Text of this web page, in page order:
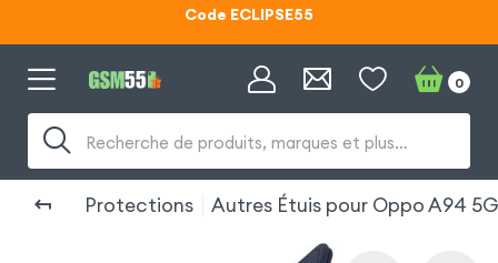
Lunettes d'éclipse OFFERTES
Code ECLIPSE55
Recherche de produits, marques et plus…
0
Protections Autres Étuis pour Oppo A94